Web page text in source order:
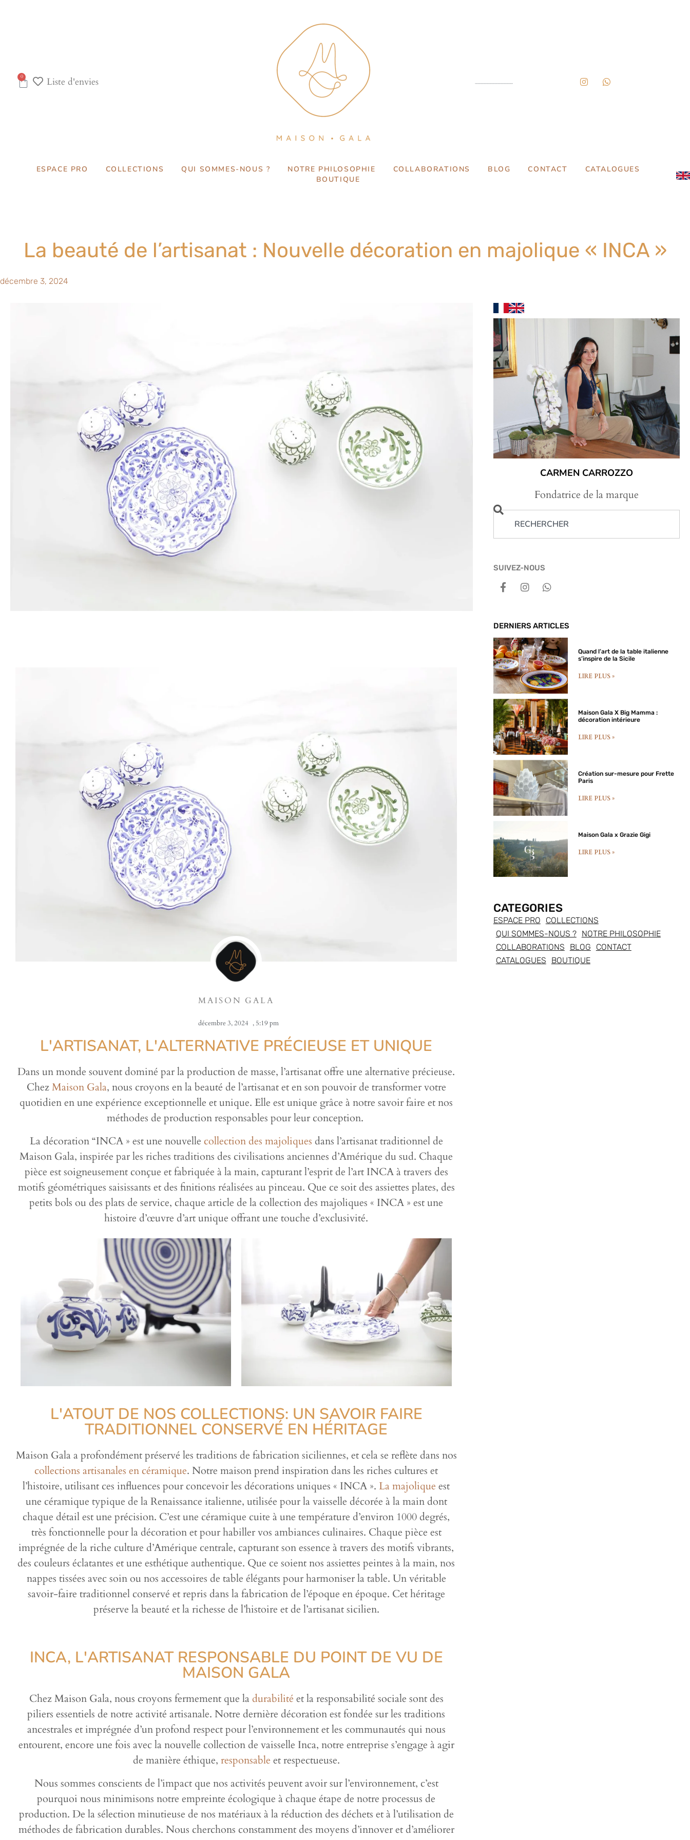
0 Liste d'envies
ESPACE PRO COLLECTIONS QUI SOMMES-NOUS ? NOTRE PHILOSOPHIE COLLABORATIONS BLOG CONTACT
CATALOGUES
BOUTIQUE
La beauté de l’artisanat : Nouvelle décoration en majolique « INCA »
décembre 3, 2024
MAISON GALA
décembre 3, 2024 ,5:19 pm
L'ARTISANAT, L'ALTERNATIVE PRÉCIEUSE ET UNIQUE
Dans un monde souvent dominé par la production de masse, l’artisanat offre une alternative précieuse.
ChezMaison Gala, nous croyons en la beauté de l’artisanat et en son pouvoir de transformer votre
quotidien en une expérience exceptionnelle et unique. Elle est unique grâce à notre savoir faire et nos
méthodes de production responsables pour leur conception.
La décoration “INCA » est une nouvelle collection des majoliques dans l’artisanat traditionnel de
Maison Gala, inspirée par les riches traditions des civilisations anciennes d’Amérique du sud. Chaque
pièce est soigneusement conçue et fabriquée à la main, capturant l’esprit de l’art INCA à travers des
motifs géométriques saisissants et des finitions réalisées au pinceau. Que ce soit des assiettes plates, des
petits bols ou des plats de service, chaque article de la collection des majoliques « INCA » est une
histoire d’œuvre d’art unique offrant une touche d’exclusivité.
L'ATOUT DE NOS COLLECTIONS: UN SAVOIR FAIRE
TRADITIONNEL CONSERVÉ EN HÉRITAGE
Maison Gala a profondément préservé les traditions de fabrication siciliennes, et cela se reflète dans nos
collections artisanales en céramique. Notre maison prend inspiration dans les riches cultures et
l’histoire, utilisant ces influences pour concevoir les décorations uniques « INCA ». La majolique est
une céramique typique de la Renaissance italienne, utilisée pour la vaisselle décorée à la main dont
chaque détail est une précision. C’est une céramique cuite à une température d’environ 1000 degrés,
très fonctionnelle pour la décoration et pour habiller vos ambiances culinaires. Chaque pièce est
imprégnée de la riche culture d’Amérique centrale, capturant son essence à travers des motifs vibrants,
des couleurs éclatantes et une esthétique authentique. Que ce soient nos assiettes peintes à la main, nos
nappes tissées avec soin ou nos accessoires de table élégants pour harmoniser la table. Un véritable
savoir-faire traditionnel conservé et repris dans la fabrication de l’époque en époque. Cet héritage
préserve la beauté et la richesse de l’histoire et de l’artisanat sicilien.
INCA, L'ARTISANAT RESPONSABLE DU POINT DE VU DE
MAISON GALA
Chez Maison Gala, nous croyons fermement que la durabilité et la responsabilité sociale sont des
piliers essentiels de notre activité artisanale. Notre dernière décoration est fondée sur les traditions
ancestrales et imprégnée d’un profond respect pour l’environnement et les communautés qui nous
entourent, encore une fois avec la nouvelle collection de vaisselle Inca, notre entreprise s’engage à agir
de manière éthique, responsable et respectueuse.
Nous sommes conscients de l’impact que nos activités peuvent avoir sur l’environnement, c’est
pourquoi nous minimisons notre empreinte écologique à chaque étape de notre processus de
production. De la sélection minutieuse de nos matériaux à la réduction des déchets et à l’utilisation de
méthodes de fabrication durables. Nous cherchons constamment des moyens d’innover et d’améliorer
CARMEN CARROZZO
Fondatrice de la marque
SUIVEZ-NOUS
DERNIERS ARTICLES
Quand l’art de la table italienne
s’inspire de la Sicile
LIRE PLUS »
Maison Gala X Big Mamma :
décoration intérieure​
LIRE PLUS »
Création sur-mesure pour Frette
Paris
LIRE PLUS »
Maison Gala x Grazie Gigi
LIRE PLUS »
CATEGORIES
ESPACE PRO
COLLECTIONS
QUI SOMMES-NOUS ? NOTRE PHILOSOPHIE
COLLABORATIONS
BLOG
CONTACT
CATALOGUES
BOUTIQUE